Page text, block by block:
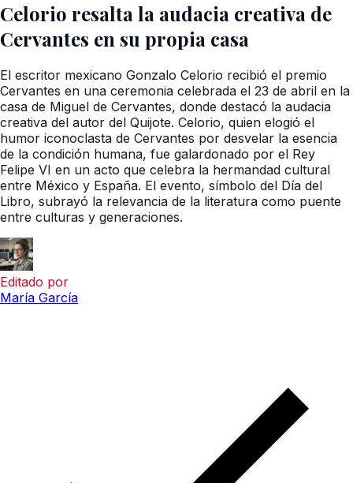
Celorio resalta la audacia creativa de
Cervantes en su propia casa
El escritor mexicano Gonzalo Celorio recibió el premio
Cervantes en una ceremonia celebrada el 23 de abril en la
casa de Miguel de Cervantes, donde destacó la audacia
creativa del autor del Quijote. Celorio, quien elogió el
humor iconoclasta de Cervantes por desvelar la esencia
de la condición humana, fue galardonado por el Rey
Felipe VI en un acto que celebra la hermandad cultural
entre México y España. El evento, símbolo del Día del
Libro, subrayó la relevancia de la literatura como puente
entre culturas y generaciones.
Editado por
María García